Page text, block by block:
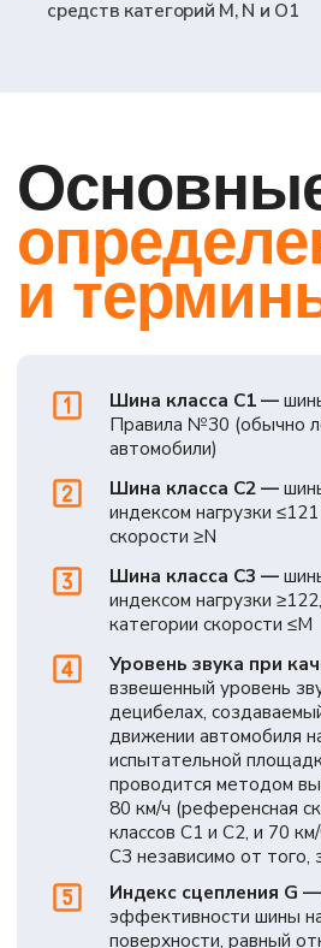
Для шин классов C2 и C3 требования по
на мокрой поверхности отсутствуют.
Маркировка.Наносится по Правилам
(размер, индекс нагрузки и скорости,
М+S/MPT и др.)
Сопротивление качению (стадия 2
пределы с 01.11.2018 / 01.11.2020).
разрешенный коэффициент RRC
Класс C3 ≤ 6,5 Н/кН(для зимних шин ≤ 7,5 Н/
Класс C2 ≤ 9,0 Н/кН(для зимних шин ≤ 10,0 Н/
Класс C1 ≤ 10,5 Н/кН
Зимние шины с индексом скорости Qи
(кроме H, то есть ≤ 160 км/ч) — не менее
(включая H, то есть > 160 км/ч) — не
Обычные шины— не менее 1,10
комбинации
Сцепление с мокрой поверхностью
сцепления G:
Процедура